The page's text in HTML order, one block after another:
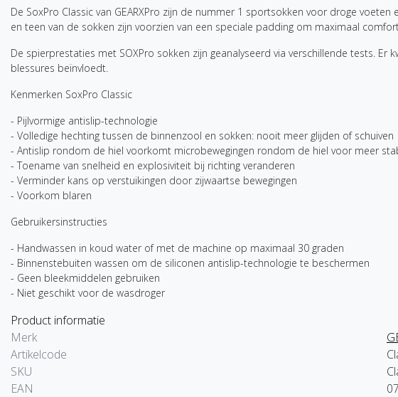
De SoxPro Classic van GEARXPro zijn de nummer 1 sportsokken voor droge
en teen van de sokken zijn voorzien van een speciale padding om maximaal
De spierprestaties met SOXPro sokken zijn geanalyseerd via verschillende tests.
blessures beïnvloedt.
Kenmerken SoxPro Classic
- Pijlvormige antislip-technologie
- Volledige hechting tussen de binnenzool en sokken: nooit meer glijden of schuiven
- Antislip rondom de hiel voorkomt microbewegingen rondom de hiel voor meer
- Toename van snelheid en explosiviteit bij richting veranderen
- Verminder kans op verstuikingen door zijwaartse bewegingen
- Voorkom blaren
Gebruikersinstructies
- Handwassen in koud water of met de machine op maximaal 30 graden
- Binnenstebuiten wassen om de siliconen antislip-technologie te beschermen
- Geen bleekmiddelen gebruiken
- Niet geschikt voor de wasdroger
Product informatie
Merk
Artikelcode
SKU
EAN